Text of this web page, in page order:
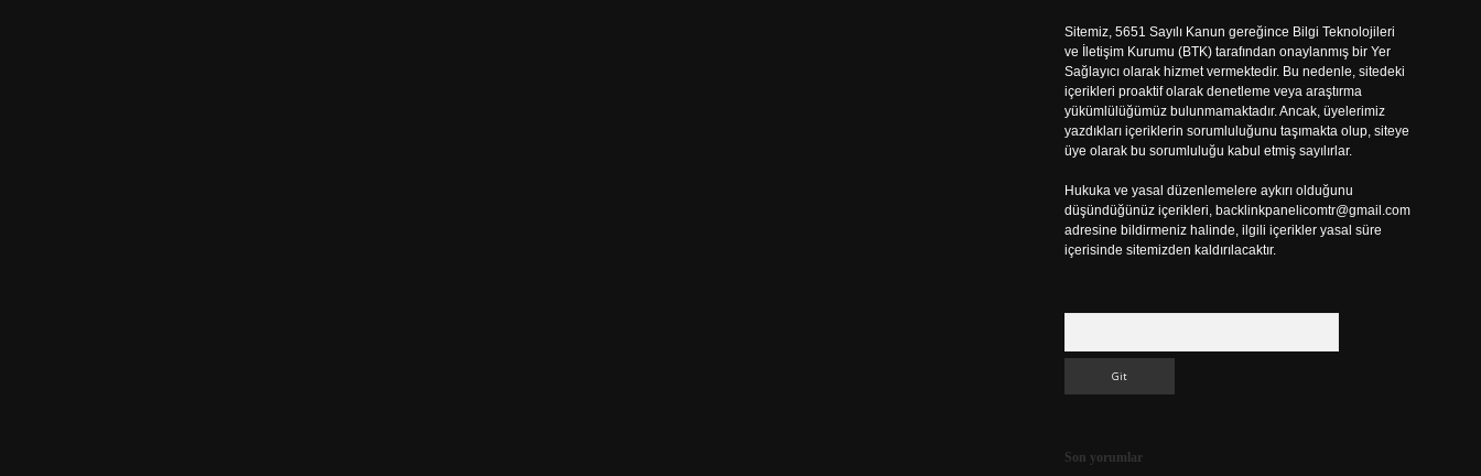
Sitemiz, 5651 Sayılı Kanun gereğince Bilgi Teknolojileri
ve İletişim Kurumu (BTK) tarafından onaylanmış bir Yer
Sağlayıcı olarak hizmet vermektedir. Bu nedenle, sitedeki
içerikleri proaktif olarak denetleme veya araştırma
yükümlülüğümüz bulunmamaktadır. Ancak, üyelerimiz
yazdıkları içeriklerin sorumluluğunu taşımakta olup, siteye
üye olarak bu sorumluluğu kabul etmiş sayılırlar.
Hukuka ve yasal düzenlemelere aykırı olduğunu
düşündüğünüz içerikleri, backlinkpanelicomtr@gmail.com
adresine bildirmeniz halinde, ilgili içerikler yasal süre
içerisinde sitemizden kaldırılacaktır.
Son yorumlar